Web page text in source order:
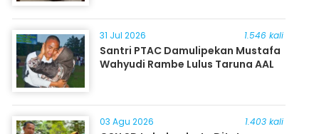
31 Jul 2026 1.546 kali
Santri PTAC Damulipekan Mustafa
Wahyudi Rambe Lulus Taruna AAL
03 Agu 2026 1.403 kali